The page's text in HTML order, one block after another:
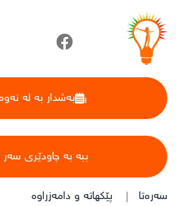
بەشدار بە لە
ببە بە چاودێری
سەرەتا پێکهاتە و دامەزراوە